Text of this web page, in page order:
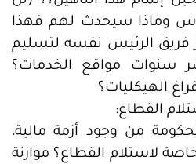
وماذا سيحدث لهم فهذا
الرئيس نفسه لتسليم
سنوات مواقع الخدمات؟
الهيكليات؟
القطاع:
من وجود أزمة مالية،
لاستلام القطاع؟ موازنة